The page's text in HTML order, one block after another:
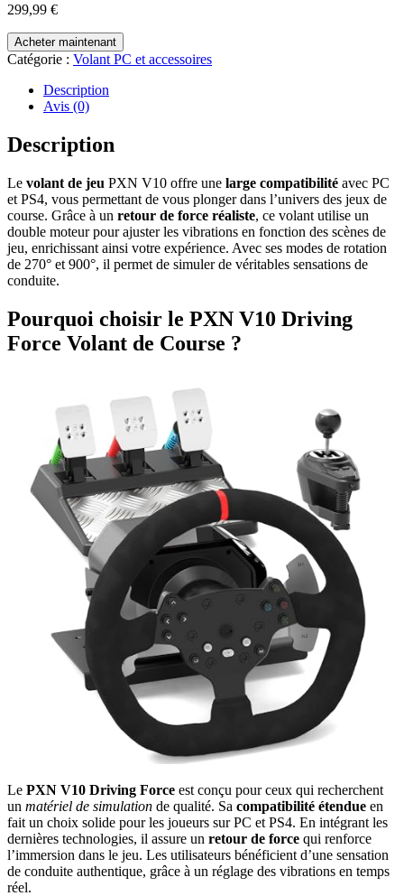
299,99 €
Acheter maintenant
Catégorie : Volant PC et accessoires
Description
Avis (0)
Description
Le volant de jeu PXN V10 offre une large compatibilité avec PC
et PS4, vous permettant de vous plonger dans l’univers des jeux de
course. Grâce à un retour de force réaliste, ce volant utilise un
double moteur pour ajuster les vibrations en fonction des scènes de
jeu, enrichissant ainsi votre expérience. Avec ses modes de rotation
de 270° et 900°, il permet de simuler de véritables sensations de
conduite.
Pourquoi choisir le PXN V10 Driving
Force Volant de Course ?
Le PXN V10 Driving Force est conçu pour ceux qui recherchent
un matériel de simulation de qualité. Sa compatibilité étendue en
fait un choix solide pour les joueurs sur PC et PS4. En intégrant les
dernières technologies, il assure un retour de force qui renforce
l’immersion dans le jeu. Les utilisateurs bénéficient d’une sensation
de conduite authentique, grâce à un réglage des vibrations en temps
réel.